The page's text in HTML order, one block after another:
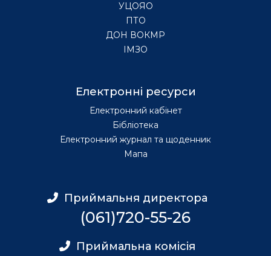
УЦОЯО
ПТО
ДОН ВОКМР
ІМЗО
Електронні ресурси
Електронний кабінет
Бібліотека
Електронний журнал та щоденник
Мапа
Приймальня директора
(061)720-55-26
Приймальна комісія